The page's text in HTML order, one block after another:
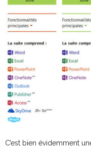
C’est bien évidemment